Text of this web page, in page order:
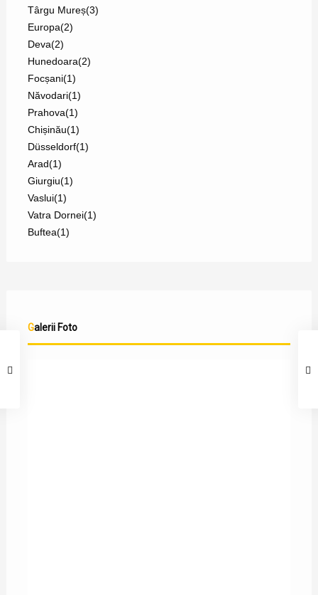
Târgu Mureș(3)
Europa(2)
Deva(2)
Hunedoara(2)
Focșani(1)
Năvodari(1)
Prahova(1)
Chișinău(1)
Düsseldorf(1)
Arad(1)
Giurgiu(1)
Vaslui(1)
Vatra Dornei(1)
Buftea(1)
Galerii Foto